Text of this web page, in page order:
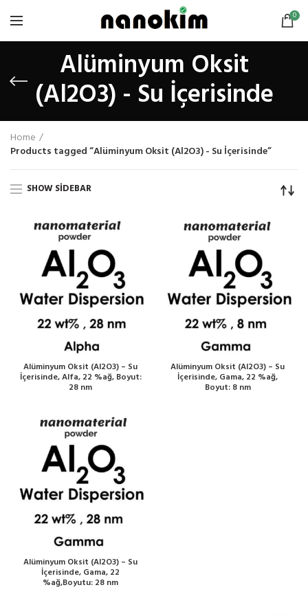
0
Alüminyum Oksit
(Al2O3) - Su İçerisinde
Home
Products tagged “Alüminyum Oksit (Al2O3) - Su İçerisinde”
SHOW SIDEBAR
Alüminyum Oksit (Al2O3) – Su
İçerisinde, Alfa, 22 %ağ, Boyut:
28 nm
Alüminyum Oksit (Al2O3) – Su
İçerisinde, Gama, 22 %ağ,
Boyut: 8 nm
Alüminyum Oksit (Al2O3) – Su
İçerisinde, Gama, 22
%ağ,Boyutu: 28 nm